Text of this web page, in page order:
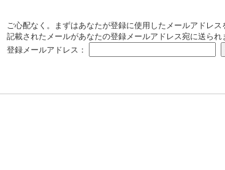
ご心配なく。まずはあなたが登録に使用したメールアドレ
記載されたメールがあなたの登録メールアドレス宛に送られ
登録メールアドレス：